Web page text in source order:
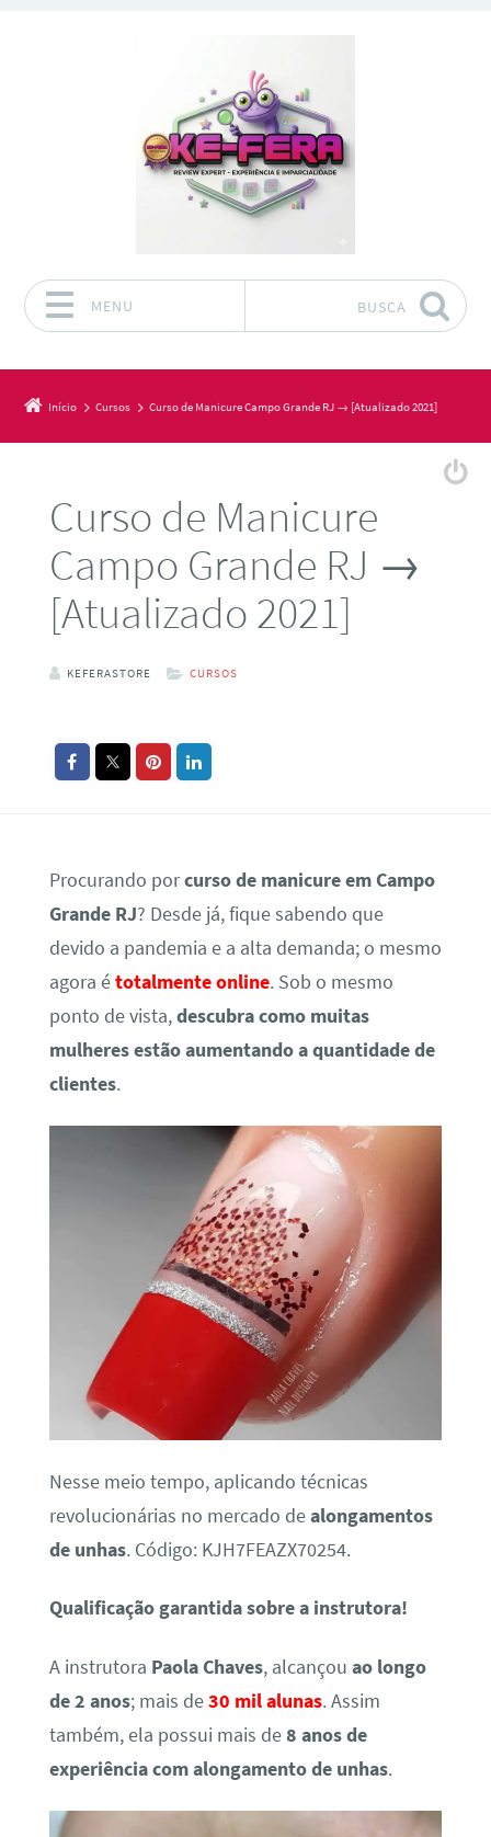
MENU BUSCA
Início Cursos Curso de Manicure Campo Grande RJ → [Atualizado 2021]
Curso de Manicure
Campo Grande RJ →
[Atualizado 2021]
KEFERASTORE CURSOS
Procurando porcurso de manicure em Campo
Grande RJ? Desde já, fique sabendo que
devido a pandemia e a alta demanda; o mesmo
agora étotalmente online. Sob o mesmo
ponto de vista,descubra como muitas
mulheres estão aumentando a quantidade de
clientes.
Nesse meio tempo, aplicando técnicas
revolucionárias no mercado dealongamentos
de unhas. Código: KJH7FEAZX70254.
Qualificação garantida sobre a instrutora!
A instrutora Paola Chaves, alcançou ao longo
de 2 anos; mais de30 mil alunas. Assim
também, ela possui mais de8 anos de
experiência com alongamento de unhas.